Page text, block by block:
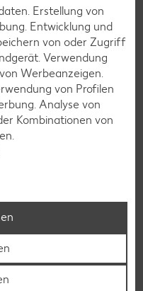
nicht automatisch auf
Ob süß oder herzhaft –
zauberst du dir Gerichte,
richtig lecker sind.
Erstellung von
Entwicklung und
von oder Zugriff
Verwendung
Werbeanzeigen.
von Profilen
Analyse von
Kombinationen von